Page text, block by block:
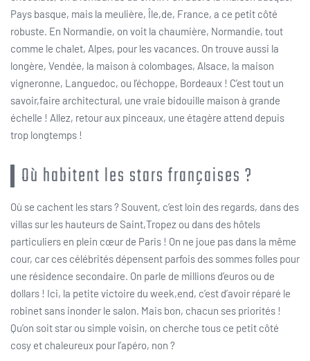
Pays basque, mais la meulière, Île,de, France, a ce petit côté
robuste. En Normandie, on voit la chaumière, Normandie, tout
comme le chalet, Alpes, pour les vacances. On trouve aussi la
longère, Vendée, la maison à colombages, Alsace, la maison
vigneronne, Languedoc, ou l’échoppe, Bordeaux ! C’est tout un
savoir,faire architectural, une vraie bidouille maison à grande
échelle ! Allez, retour aux pinceaux, une étagère attend depuis
trop longtemps !
Où habitent les stars françaises ?
Où se cachent les stars ? Souvent, c’est loin des regards, dans des
villas sur les hauteurs de Saint,Tropez ou dans des hôtels
particuliers en plein cœur de Paris ! On ne joue pas dans la même
cour, car ces célébrités dépensent parfois des sommes folles pour
une résidence secondaire. On parle de millions d’euros ou de
dollars ! Ici, la petite victoire du week,end, c’est d’avoir réparé le
robinet sans inonder le salon. Mais bon, chacun ses priorités !
Qu’on soit star ou simple voisin, on cherche tous ce petit côté
cosy et chaleureux pour l’apéro, non ?